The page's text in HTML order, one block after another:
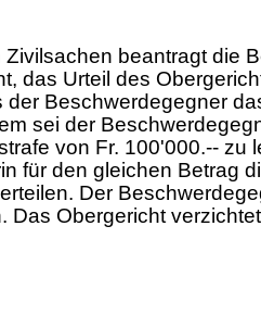
Zivilsachen beantragt die
das Urteil des
der Beschwerdegegner
sei der
von Fr. 100'000.-- zu
für den gleichen Betrag
Der
Das Obergericht